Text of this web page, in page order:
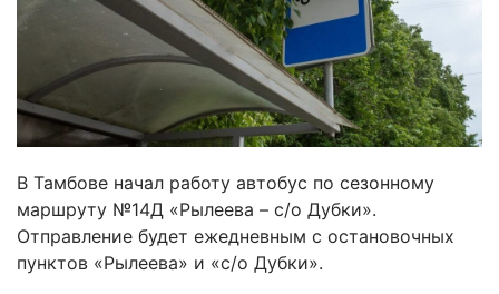
В Тамбове начал работу автобус по сезонному
маршруту №14Д «Рылеева – с/о Дубки».
Отправление будет ежедневным с остановочных
пунктов «Рылеева» и «с/о Дубки».